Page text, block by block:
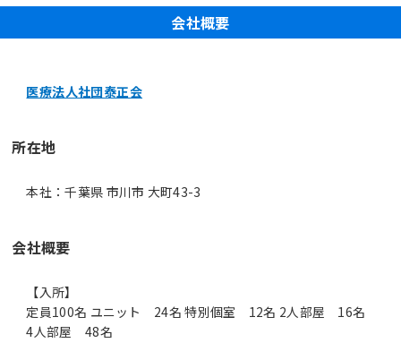
会社概要
医療法人社団泰正会
所在地
本社：千葉県 市川市 大町43-3
会社概要
【入所】
定員100名 ユニット 24名 特別個室 12名 2人部屋 16名
4人部屋 48名